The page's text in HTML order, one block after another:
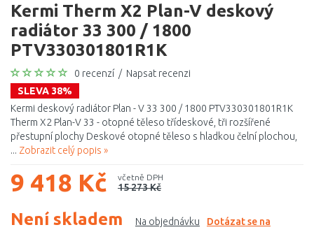
Kermi Therm X2 Plan-V deskový
radiátor 33 300 / 1800
PTV330301801R1K
0 recenzí / Napsat recenzi
SLEVA 38%
Kermi deskový radiátor Plan - V 33 300 / 1800 PTV330301801R1K
Therm X2 Plan-V 33 - otopné těleso třídeskové, tři rozšířené
přestupní plochy Deskové otopné těleso s hladkou čelní plochou,
... Zobrazit celý popis »
9 418 Kč včetně DPH
15 273 Kč
Není skladem Na objednávku
Dotázat se na